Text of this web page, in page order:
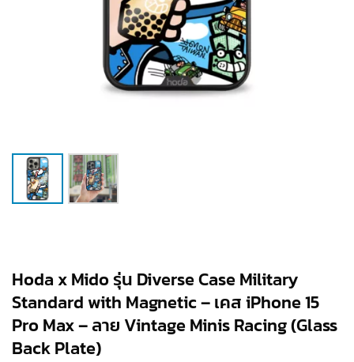
Hoda x Mido รุ่น Diverse Case Military
Standard with Magnetic – เคส iPhone 15
Pro Max – ลาย Vintage Minis Racing (Glass
Back Plate)